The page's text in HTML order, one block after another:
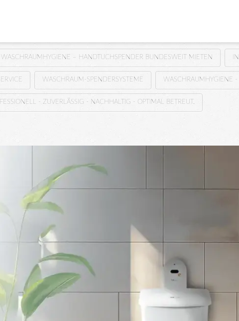
WASCHRAUMHYGIENE – HANDTUCHSPENDER BUNDESWEIT MIETEN
WASCHRAUM-SPENDERSYSTEME WASCHRAUMHYGIENE -
- ZUVERLÄSSIG - NACHHALTIG - OPTIMAL BETREUT.